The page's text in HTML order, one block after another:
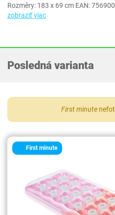
Rozměry: 183 x 69 cm EAN:
zobraziť viac
Posledná varianta
First minute
First minute